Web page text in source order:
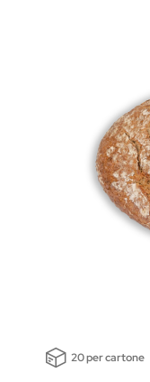
20 per cartone